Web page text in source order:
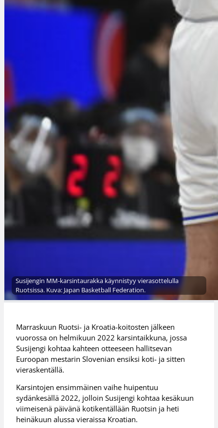
Susijengin MM-karsintaurakka käynnistyy vierasottelulla
Ruotsissa. Kuva: Japan Basketball Federation.
Marraskuun Ruotsi- ja Kroatia-koitosten jälkeen
vuorossa on helmikuun 2022 karsintaikkuna, jossa
Susijengi kohtaa kahteen otteeseen hallitsevan
Euroopan mestarin Slovenian ensiksi koti- ja sitten
vieraskentällä.
Karsintojen ensimmäinen vaihe huipentuu
sydänkesällä 2022, jolloin Susijengi kohtaa kesäkuun
viimeisenä päivänä kotikentällään Ruotsin ja heti
heinäkuun alussa vieraissa Kroatian.